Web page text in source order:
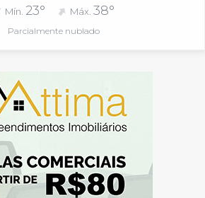
Mín. 23° Máx.38°
Parcialmente nublado